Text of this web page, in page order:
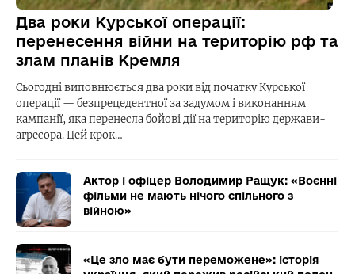
Два роки Курської операції:
перенесення війни на територію рф та
злам планів Кремля
Сьогодні виповнюється два роки від початку Курської
операції — безпрецедентної за задумом і виконанням
кампанії, яка перенесла бойові дії на територію держави-
агресора. Цей крок…
Актор і офіцер Володимир Ращук: «Воєнні
фільми не мають нічого спільного з
війною»
«Це зло має бути переможене»: історія